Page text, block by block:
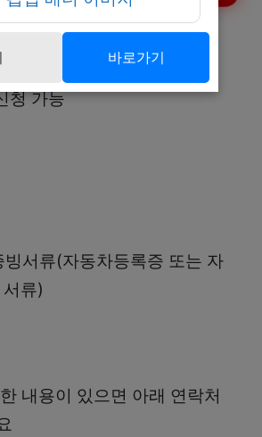
청 가능
빙서류(자동차등록증 또는 자
류)
내용이 있으면 아래 연락처
바로가기